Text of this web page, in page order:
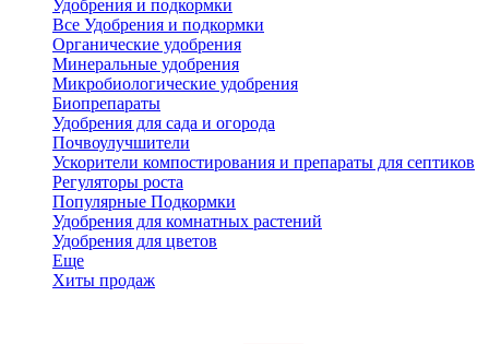
Удобрения и подкормки
Все Удобрения и подкормки
Органические удобрения
Минеральные удобрения
Микробиологические удобрения
Биопрепараты
Удобрения для сада и огорода
Почвоулучшители
Ускорители компостирования и препараты для септиков
Регуляторы роста
Популярные Подкормки
Удобрения для комнатных растений
Удобрения для цветов
Еще
Хиты продаж